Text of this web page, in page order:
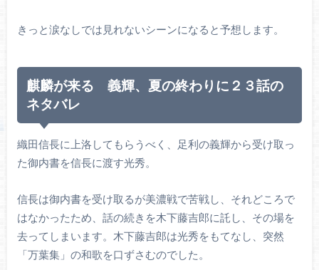
きっと涙なしでは見れないシーンになると予想します。
麒麟が来る 義輝、夏の終わりに２３話の
ネタバレ
織田信長に上洛してもらうべく、足利の義輝から受け取っ
た御内書を信長に渡す光秀。
信長は御内書を受け取るが美濃戦で苦戦し、それどころで
はなかったため、話の続きを木下藤吉郎に託し、その場を
去ってしまいます。木下藤吉郎は光秀をもてなし、突然
「万葉集」の和歌を口ずさむのでした。